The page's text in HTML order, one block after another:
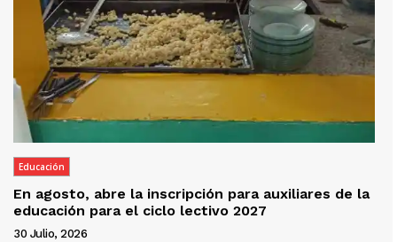
Educación
En agosto, abre la inscripción para auxiliares de la
educación para el ciclo lectivo 2027
30 Julio, 2026